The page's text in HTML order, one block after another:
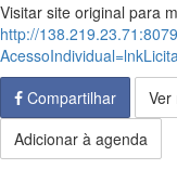
Visitar site original para
http://
Compartilhar
Ver
Adicionar à agenda